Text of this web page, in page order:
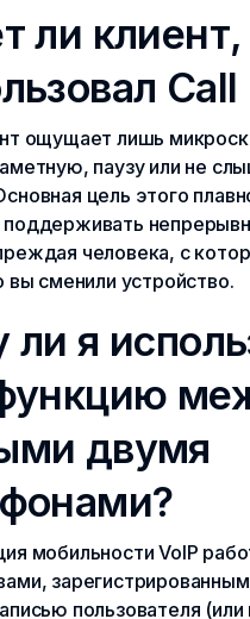
ли клиент,
Call
ощущает лишь
паузу или не
цель этого
человека, с
вы сменили устройство.
ли я
двумя
мобильности VoIP
пользователя